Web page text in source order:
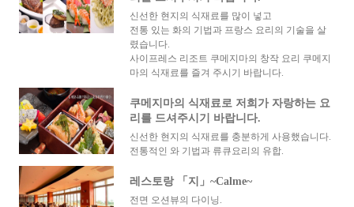
신선한 현지의 식재료를 많이 넣고
전통 있는 화의 기법과 프랑스 요리의 기술을 살
렸습니다.
사이프레스 리조트 쿠메지마의 창작 요리 쿠메지
마의 식재료를 즐겨 주시기 바랍니다.
쿠메지마의 식재료로 저희가 자랑하는 요
리를 드셔주시기 바랍니다.
신선한 현지의 식재료를 충분하게 사용했습니다.
전통적인 와 기법과 류큐요리의 유합.
레스토랑 「지」~Calme~
전면 오션뷰의 다이닝.